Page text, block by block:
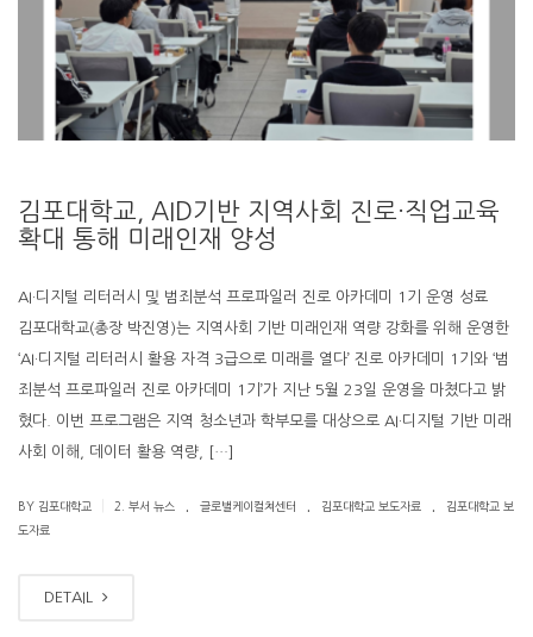
김포대학교, AID기반 지역사회 진로·직업교육
확대 통해 미래인재 양성
AI·디지털 리터러시 및 범죄분석 프로파일러 진로 아카데미 1기 운영 성료
김포대학교(총장 박진영)는 지역사회 기반 미래인재 역량 강화를 위해 운영한
‘AI·디지털 리터러시 활용 자격 3급으로 미래를 열다’ 진로 아카데미 1기와 ‘범
죄분석 프로파일러 진로 아카데미 1기’가 지난 5월 23일 운영을 마쳤다고 밝
혔다. 이번 프로그램은 지역 청소년과 학부모를 대상으로 AI·디지털 기반 미래
사회 이해, 데이터 활용 역량, […]
BY 김포대학교 2. 부서 뉴스 글로벌케이컬쳐센터 김포대학교 보도자료
김포대학교 보
도자료
DETAIL